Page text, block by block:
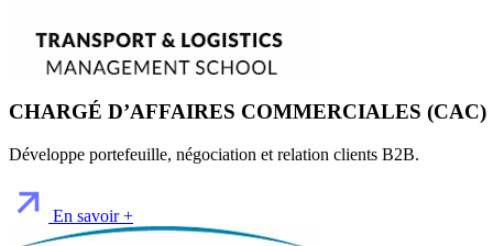
CHARGÉ D’AFFAIRES COMMERCIALES (CAC)
Développe portefeuille, négociation et relation clients B2B.
En savoir +